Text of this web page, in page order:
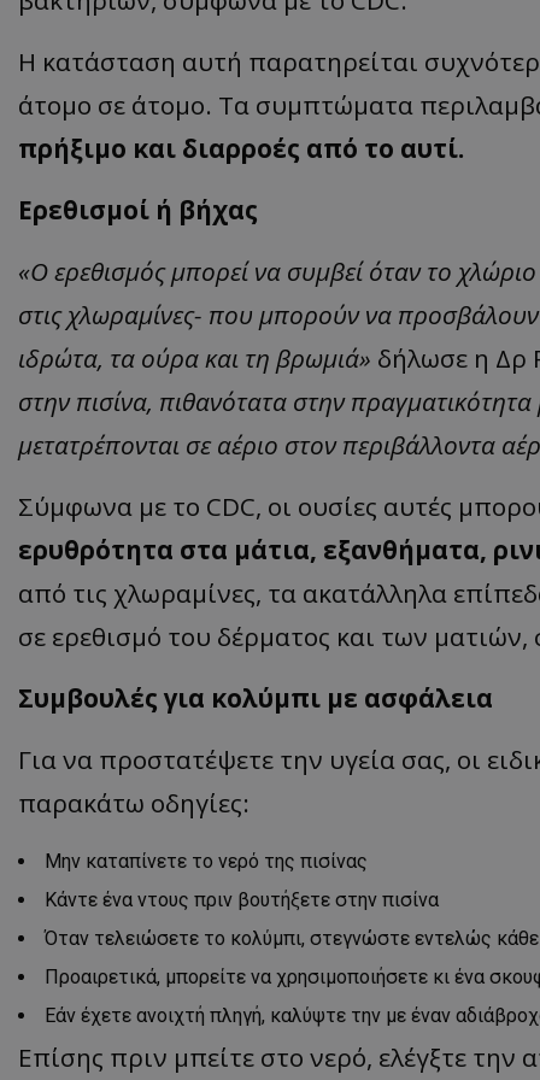
Η κατάσταση αυτή παρατηρείται
άτομο σε άτομο. Τα συμπτώματα
πρήξιμο και διαρροές από το αυτί.
Ερεθισμοί ή βήχας
«Ο ερεθισμός μπορεί να συμβεί όταν το χλώριο
στις χλωραμίνες- που μπορούν να
ιδρώτα, τα ούρα και τη βρωμιά» δήλωσε η Δρ
στην πισίνα, πιθανότατα στην
μετατρέπονται σε αέριο στον περιβάλλοντα
Σύμφωνα με το CDC, οι ουσίες αυτές
ερυθρότητα στα μάτια, εξανθήματα,
από τις χλωραμίνες, τα ακατάλληλα
σε ερεθισμό του δέρματος και των
Συμβουλές για κολύμπι με ασφάλεια
Για να προστατέψετε την υγεία σας, οι
παρακάτω οδηγίες:
Μην καταπίνετε το νερό της πισίνας
Κάντε ένα ντους πριν βουτήξετε στην πισίνα
Όταν τελειώσετε το κολύμπι, στεγνώστε εντελώς
Προαιρετικά, μπορείτε να χρησιμοποιήσετε κι ένα
Εάν έχετε ανοιχτή πληγή, καλύψτε την με έναν
Επίσης πριν μπείτε στο νερό, ελέγξτε
__cf_bm
__cf_bm